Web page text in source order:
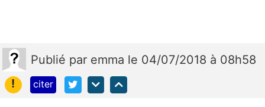
Publié par emma le 04/07/2018 à 08h58
!
citer